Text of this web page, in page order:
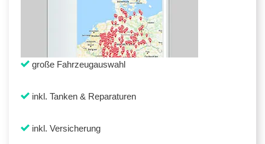
große Fahrzeugauswahl
inkl. Tanken & Reparaturen
inkl. Versicherung